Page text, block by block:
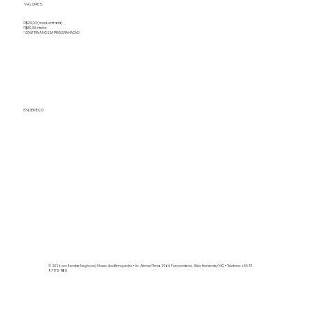
ENDEREÇO
VALORES:
R$20,00 (meia-entrada)
R$40,00 inteira
*CONFIRA A NOSSA PROGRAMAÇÃO
© 2026 por Escalar Negócios | Museu dos Brinquedos• Av. Afonso Pena, 2564, Funcionários - Belo Horizonte/MG • Telefone: +55 31
97170-1480